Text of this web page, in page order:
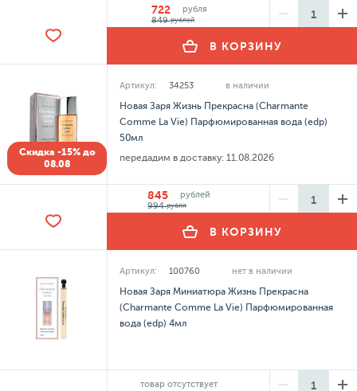
722
рубля
849рублей
В КОРЗИНУ
Скидка -15% до
08.08
Артикул: 34253 в наличии
Новая Заря Жизнь Прекрасна (Charmante
Comme La Vie) Парфюмированная вода (edp)
50мл
передадим в доставку: 11.08.2026
845
рублей
994рубля
В КОРЗИНУ
Артикул: 100760 нет в наличии
Новая Заря Миниатюра Жизнь Прекрасна
(Charmante Comme La Vie) Парфюмированная
вода (edp) 4мл
товар отсутствует